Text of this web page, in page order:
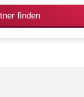
finden